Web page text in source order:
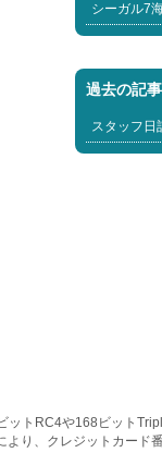
シーガル7
過去の記
スタッフ日
トRC4や168ビット
り、クレジットカード